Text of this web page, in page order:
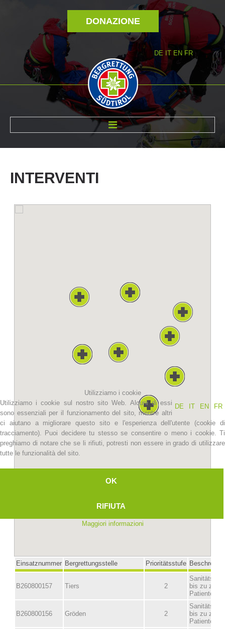
DONAZIONE
DE IT EN FR
INTERVENTI
Utilizziamo i cookie
DE
IT EN FR
Utilizziamo i cookie sul nostro sito Web. Alcuni di essi
sono essenziali per il funzionamento del sito, mentre altri
ci aiutano a migliorare questo sito e l'esperienza dell'utente (cookie di
tracciamento). Puoi decidere tu stesso se consentire o meno i cookie. Ti
preghiamo di notare che se li rifiuti, potresti non essere in grado di utilizzare
tutte le funzionalità del sito.
OK
RIFIUTA
Maggiori informazioni